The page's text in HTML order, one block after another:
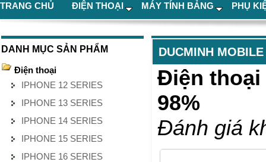
TRANG CHỦ ĐIỆN THOẠI MÁY TÍNH BẢNG PHỤ
DANH MỤC SẢN PHẨM
Điện thoại
IPHONE 12 SERIES
IPHONE 13 SERIES
IPHONE 14 SERIES
IPHONE 15 SERIES
IPHONE 16 SERIES
DUCMINH MOBILE
Điện thoại
98%
Đánh giá